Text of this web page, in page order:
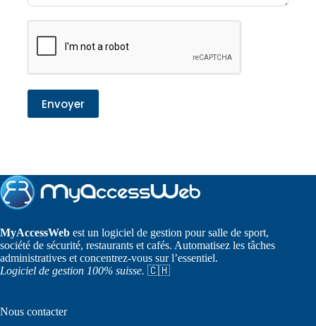
Envoyer
MyAccessWeb est un logiciel de gestion pour salle de sport,
société de sécurité, restaurants et cafés. Automatisez les tâches
administratives et concentrez-vous sur l’essentiel.
Logiciel de gestion 100% suisse. 🇨🇭
Nous contacter